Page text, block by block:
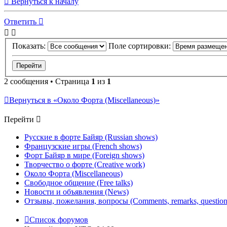
Ответить
Показать: Поле сортировки:
2 сообщения • Страница 1 из 1
Вернуться в «Около Форта (Miscellaneous)»
Перейти
Русские в форте Байяр (Russian shows)
Французские игры (French shows)
Форт Байяр в мире (Foreign shows)
Творчество о форте (Creative work)
Около Форта (Miscellaneous)
Свободное общение (Free talks)
Новости и объявления (News)
Отзывы, пожелания, вопросы (Comments, remarks,
Список форумов